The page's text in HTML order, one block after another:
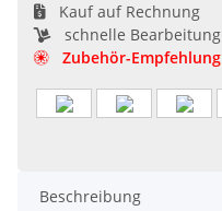
Kauf auf Rechnung
schnelle Bearbeitung
Zubehör-Empfehlung
Beschreibung